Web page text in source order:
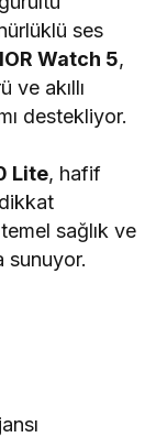
ses
Watch 5,
ve akıllı
destekliyor.
Lite, hafif
sağlık ve
sunuyor.